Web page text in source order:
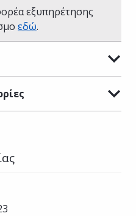
εξυπηρέτησης
εδώ.